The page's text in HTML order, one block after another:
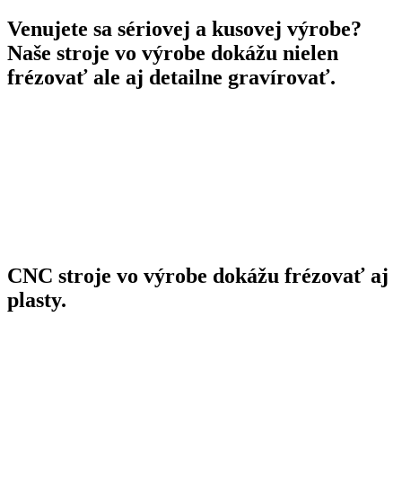
Venujete sa sériovej a kusovej výrobe?
Naše stroje vo výrobe dokážu nielen
frézovať ale aj detailne gravírovať.
CNC stroje vo výrobe dokážu frézovať aj
plasty.